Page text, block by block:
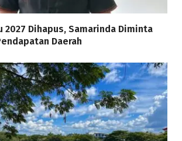
2027 Dihapus, Samarinda Diminta
Daerah